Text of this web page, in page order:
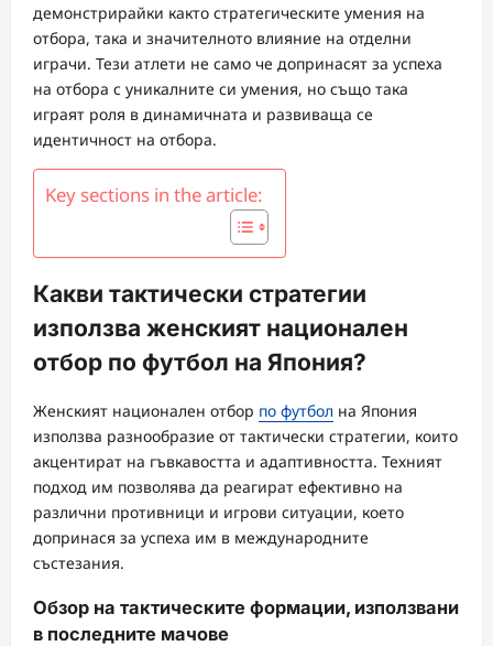
демонстрирайки както стратегическите умения на
отбора, така и значителното влияние на отделни
играчи. Тези атлети не само че допринасят за успеха
на отбора с уникалните си умения, но също така
играят роля в динамичната и развиваща се
идентичност на отбора.
Key sections in the article:
Какви тактически стратегии
използва женският национален
отбор по футбол на Япония?
Женският национален отбор по футбол на Япония
използва разнообразие от тактически стратегии, които
акцентират на гъвкавостта и адаптивността. Техният
подход им позволява да реагират ефективно на
различни противници и игрови ситуации, което
допринася за успеха им в международните
състезания.
Обзор на тактическите формации, използвани
в последните мачове